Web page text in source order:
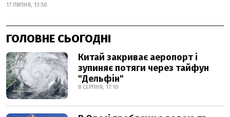
17 ЛИПНЯ, 13:50
ГОЛОВНЕ СЬОГОДНІ
Китай закриває аеропорт і
зупиняє потяги через тайфун
"Дельфін"
8 СЕРПНЯ, 17:10